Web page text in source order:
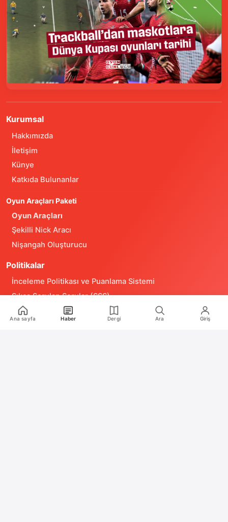
Kurumsal
Hakkımızda
İletişim
Künye
Katkıda Bulunanlar
Oyun Araçları Paketi
Oyun Araçları
Şekilli Nick Aracı
Nişangah Oluşturucu
Politikalar
İnceleme Politikası ve Puanlama Sistemi
Sıkça Sorulan Sorular (SSS)
Alıntı ve Yeniden Kullanım Politikası
Ana sayfa Haber Dergi Ara Giriş